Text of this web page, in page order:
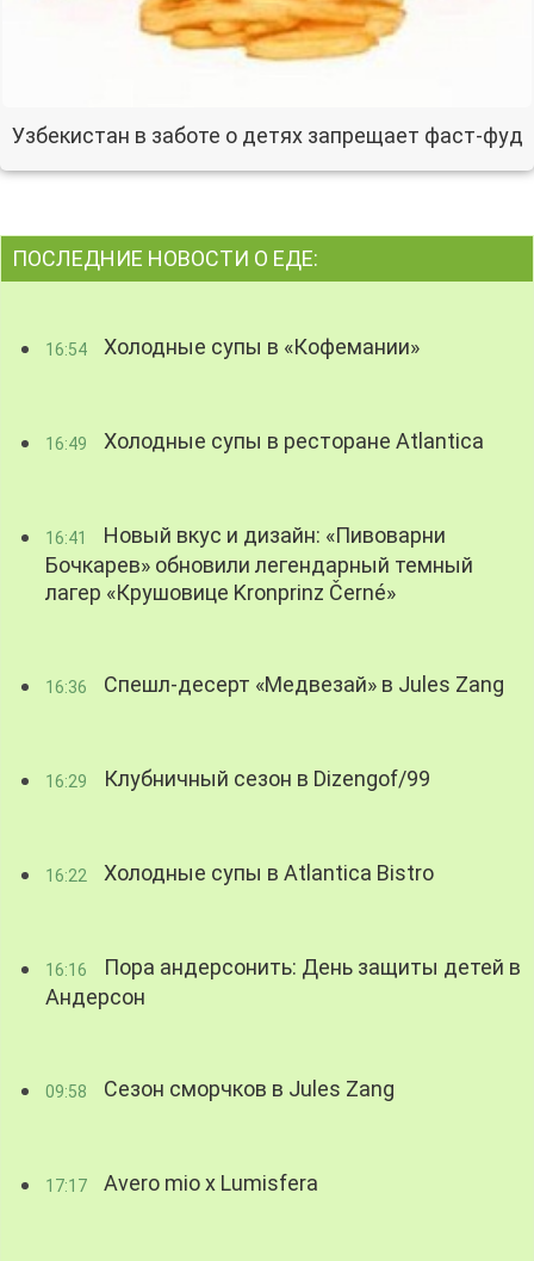
Узбекистан в заботе о детях запрещает фаст-фуд
ПОСЛЕДНИЕ НОВОСТИ О ЕДЕ:
16:54 Холодные супы в «Кофемании»
16:49 Холодные супы в ресторане Atlantica
16:41
Новый вкус и дизайн: «Пивоварни
Бочкарев» обновили легендарный темный
лагер «Крушовице Kronprinz Černé»
16:36 Спешл-десерт «Медвезай» в Jules Zang
16:29 Клубничный сезон в Dizengof/99
16:22 Холодные супы в Atlantica Bistro
16:16
Пора андерсонить: День защиты детей в
Андерсон
09:58 Сезон сморчков в Jules Zang
17:17 Avero mio x Lumisfera